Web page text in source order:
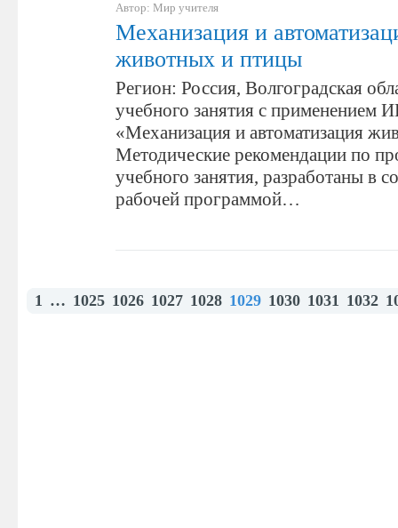
Автор: Мир учителя
Механизация и
животных и птицы
Регион: Россия, Волгоградская
учебного занятия с применением
«Механизация и автоматизация
Методические рекомендации по
учебного занятия, разработаны в
рабочей программой…
1 … 1025 1026 1027 1028 1029 1030 1031 1032